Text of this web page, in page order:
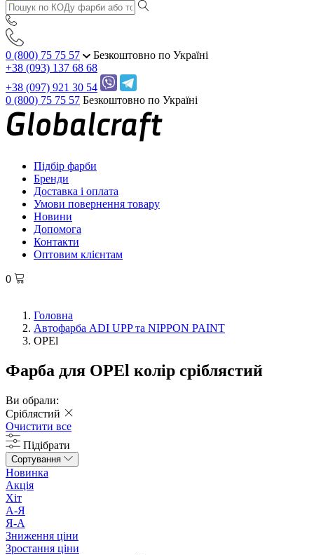
0 (800) 75 75 57
Безкоштовно по Україні
+38 (093) 137 68 68
+38 (097) 921 30 54
0 (800) 75 75 57 Безкоштовно по Україні
Підбір фарби
Бренди
Доставка і оплата
Умови повернення товару
Новини
Допомога
Контакти
Оптовим клієнтам
0
Головна
Автофарба ADI UPP та NIPPON PAINT
OPEl
Фарба для OPEl колір сріблястий
Ви обрали:
Сріблястий
Очистити все
Підібрати
Сортування
Новинка
Акція
Хіт
А-Я
Я-А
Зниження ціни
Зростання ціни